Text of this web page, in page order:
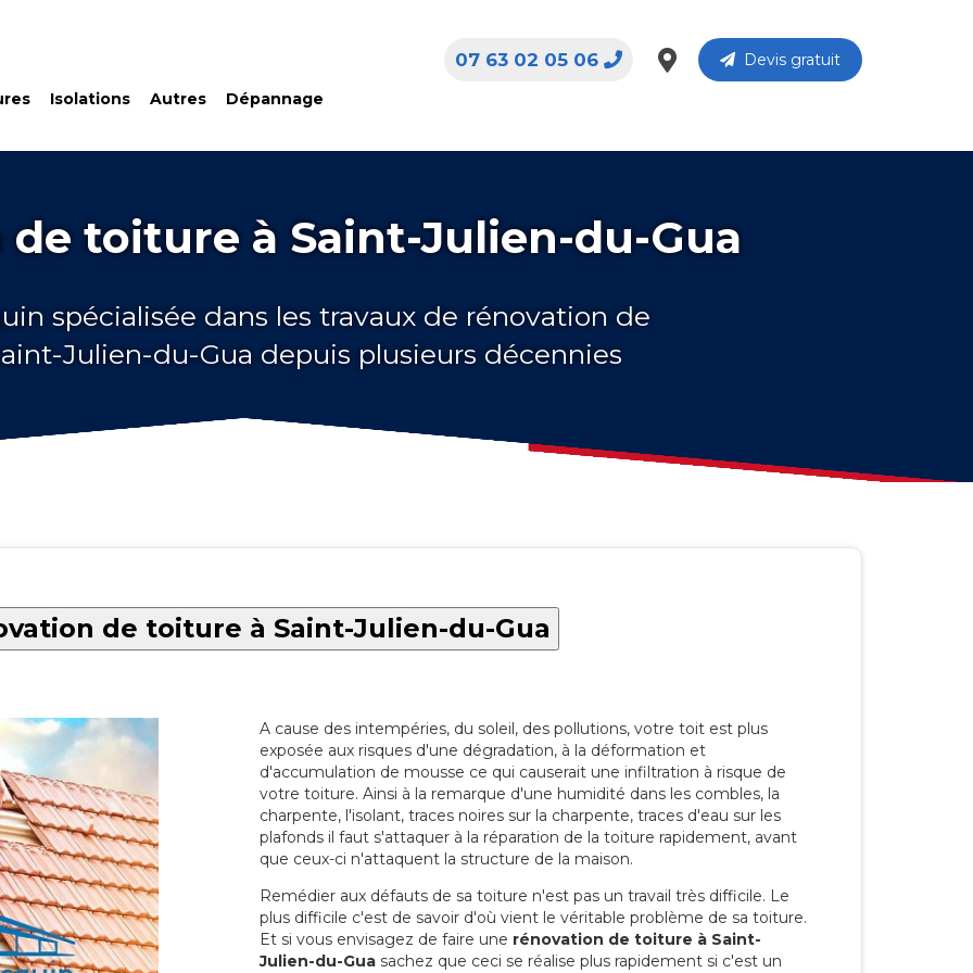
Isolations Autres Dépannage
Devis gratuit
07 63 02 05 06
de toiture à Saint-Julien-du-Gua
spécialisée dans les travaux de rénovation de
Julien-du-Gua depuis plusieurs décennies
de toiture à Saint-Julien-du-Gua
A cause des intempéries, du soleil, des pollutions, votre toit est plus
exposée aux risques d'une dégradation, à la déformation et
d'accumulation de mousse ce qui causerait une infiltration à risque de
votre toiture. Ainsi à la remarque d'une humidité dans les combles, la
charpente, l'isolant, traces noires sur la charpente, traces d'eau sur les
plafonds il faut s'attaquer à la réparation de la toiture rapidement, avant
que ceux-ci n'attaquent la structure de la maison.
Remédier aux défauts de sa toiture n'est pas un travail très difficile. Le
plus difficile c'est de savoir d'où vient le véritable problème de sa toiture.
Et si vous envisagez de faire une rénovation de toiture à Saint-
Julien-du-Gua sachez que ceci se réalise plus rapidement si c'est un